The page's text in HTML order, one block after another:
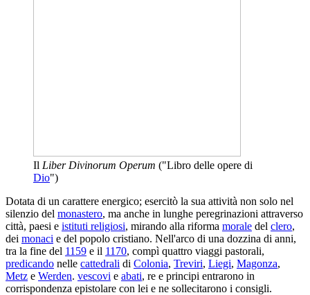
Il Liber Divinorum Operum ("Libro delle opere di
Dio")
Dotata di un carattere energico; esercitò la sua attività non solo nel
silenzio del monastero, ma anche in lunghe peregrinazioni attraverso
città, paesi e istituti religiosi, mirando alla riforma morale del clero,
dei monaci e del popolo cristiano. Nell'arco di una dozzina di anni,
tra la fine del 1159 e il 1170, compì quattro viaggi pastorali,
predicando nelle cattedrali di Colonia, Treviri, Liegi, Magonza,
Metz e Werden. vescovi e abati, re e principi entrarono in
corrispondenza epistolare con lei e ne sollecitarono i consigli.